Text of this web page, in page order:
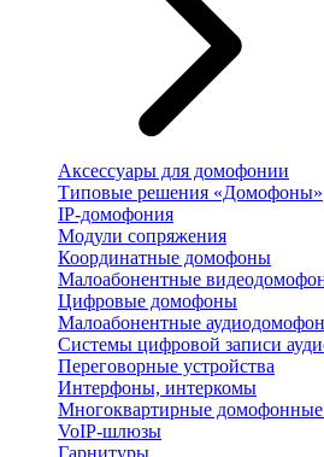
Аксессуары для домофонии
Типовые решения «Домофоны»
IP-домофония
Модули сопряжения
Координатные домофоны
Малоабонентные
Цифровые домофоны
Малоабонентные
Системы цифровой записи
Переговорные устройства
Интерфоны, интеркомы
Многоквартирные
VoIP-шлюзы
Гарнитуры